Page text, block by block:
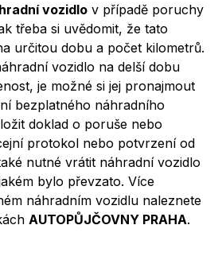
vozidlo v případě poruchy
třeba si uvědomit, že tato
určitou dobu a počet kilometrů.
vozidlo na delší dobu
je možné si jej pronajmout
bezplatného náhradního
doklad o poruše nebo
protokol nebo potvrzení od
nutné vrátit náhradní vozidlo
bylo převzato. Více
náhradním vozidlu naleznete
AUTOPŮJČOVNY PRAHA.